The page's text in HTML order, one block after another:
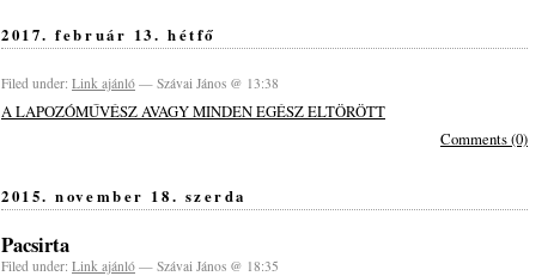
2017. február 13. hétfő
Filed under: Link ajánló — Szávai János @ 13:38
A LAPOZÓMŰVÉSZ AVAGY MINDEN EGÉSZ ELTÖRÖTT
Comments (0)
2015. november 18. szerda
Pacsirta
Filed under: Link ajánló — Szávai János @ 18:35